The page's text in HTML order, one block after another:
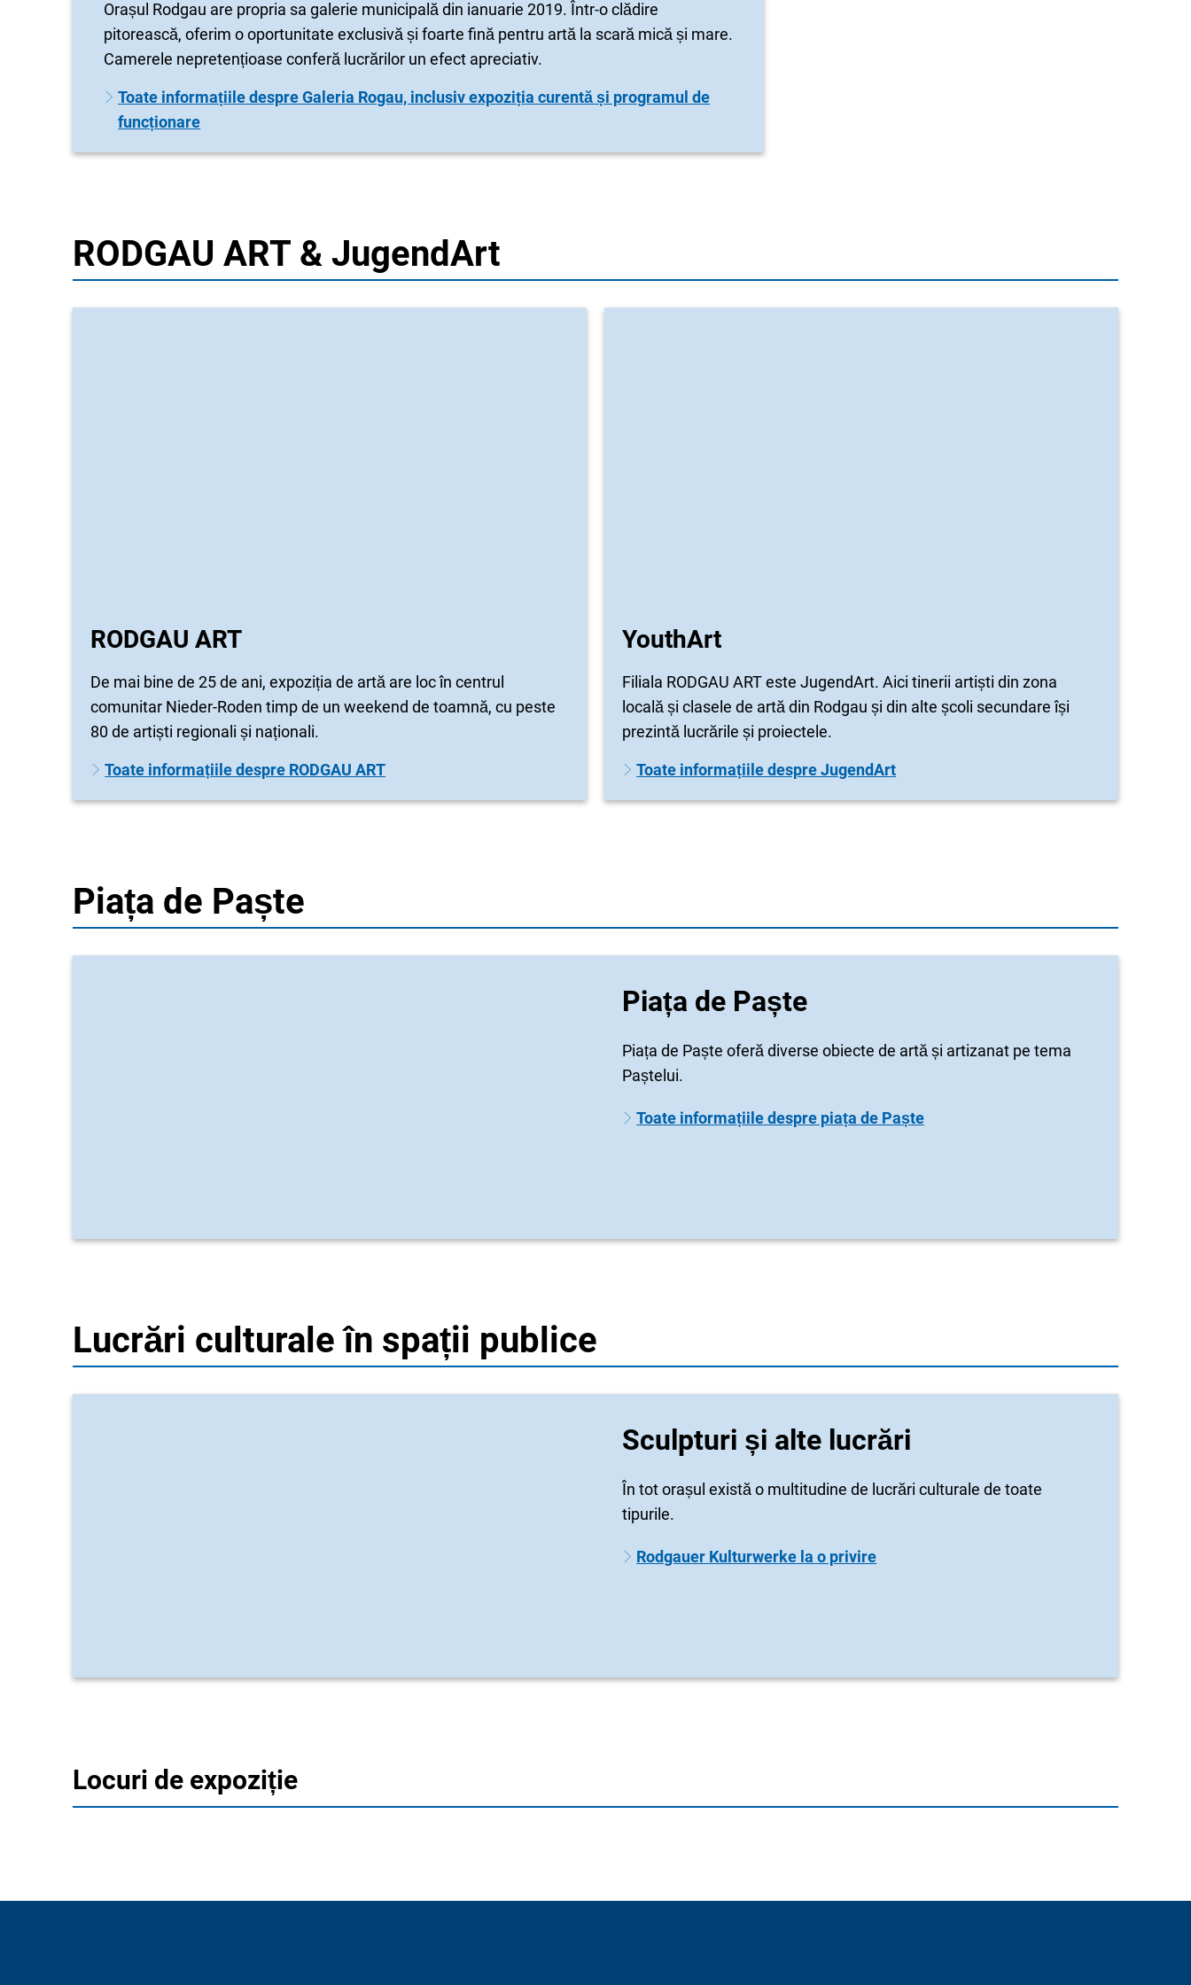
Orașul Rodgau are propria sa galerie municipală din ianuarie 2019. Într-o clădire
pitorească, oferim o oportunitate exclusivă și foarte fină pentru artă la scară mică și mare.
Camerele nepretențioase conferă lucrărilor un efect apreciativ.
Toate informațiile despre Galeria Rogau, inclusiv expoziția curentă și programul de
funcționare
RODGAU ART & JugendArt
RODGAU ART
De mai bine de 25 de ani, expoziția de artă are loc în centrul
comunitar Nieder-Roden timp de un weekend de toamnă, cu peste
80 de artiști regionali și naționali.
Toate informațiile despre RODGAU ART
YouthArt
Filiala RODGAU ART este JugendArt. Aici tinerii artiști din zona
locală și clasele de artă din Rodgau și din alte școli secundare își
prezintă lucrările și proiectele.
Toate informațiile despre JugendArt
Piața de Paște
Piața de Paște
Piața de Paște oferă diverse obiecte de artă și artizanat pe tema
Paștelui.
Toate informațiile despre piața de Paște
Lucrări culturale în spații publice
Sculpturi și alte lucrări
În tot orașul există o multitudine de lucrări culturale de toate
tipurile.
Rodgauer Kulturwerke la o privire
Locuri de expoziție